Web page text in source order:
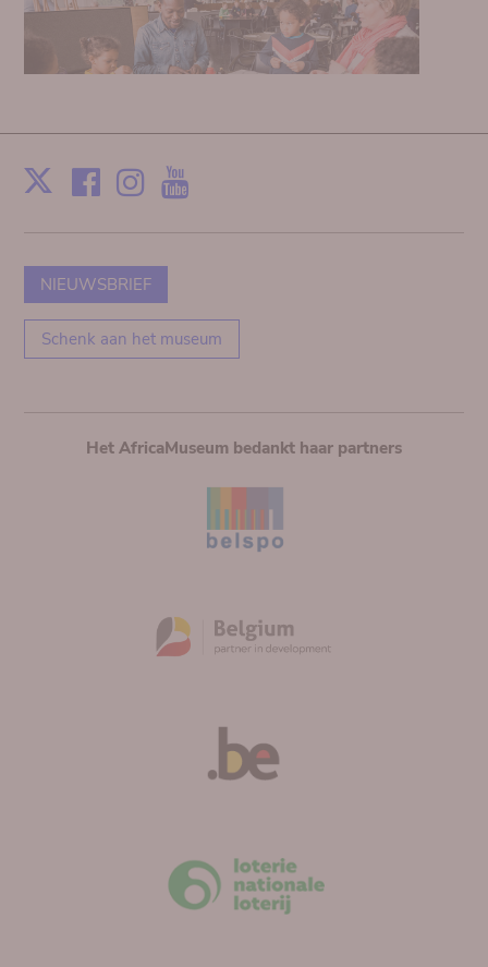
X Facebook
Instagram
NIEUWSBRIEF
Schenk aan het museum
Het AfricaMuseum bedankt haar partners